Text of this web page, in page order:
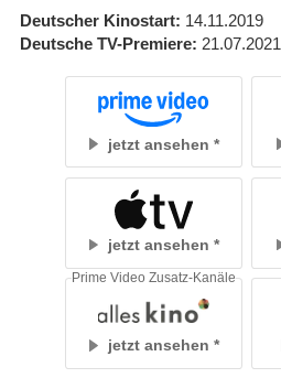
Deutscher Kinostart 14.11.2019
Deutsche TV-Premiere 21.07.2021
jetzt ansehen
jetzt ansehen
jetzt ansehen
Prime Video Zusatz-Kanäle